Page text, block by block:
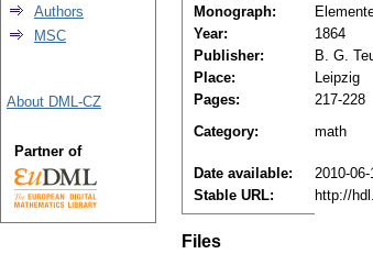
Monograph:
Year:
1864
Publisher:
B. G.
Place:
Leipzig
Pages:
217-228
Category:
math
Date available:
2010-
Stable URL:
http://
Files
Authors
MSC
About DML-CZ
Partner of